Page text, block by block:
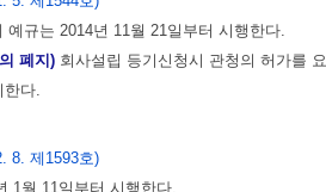
예규는 2014년 11월 21일부터 시행한다.
폐지) 회사설립 등기신청시 관청의 허가를
한다.
8. 제1593호)
1월 11일부터 시행한다.